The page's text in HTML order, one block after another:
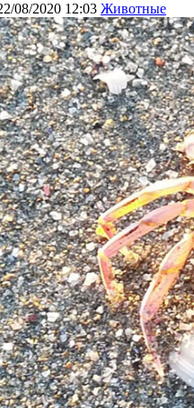
08/2020 12:03 Животные